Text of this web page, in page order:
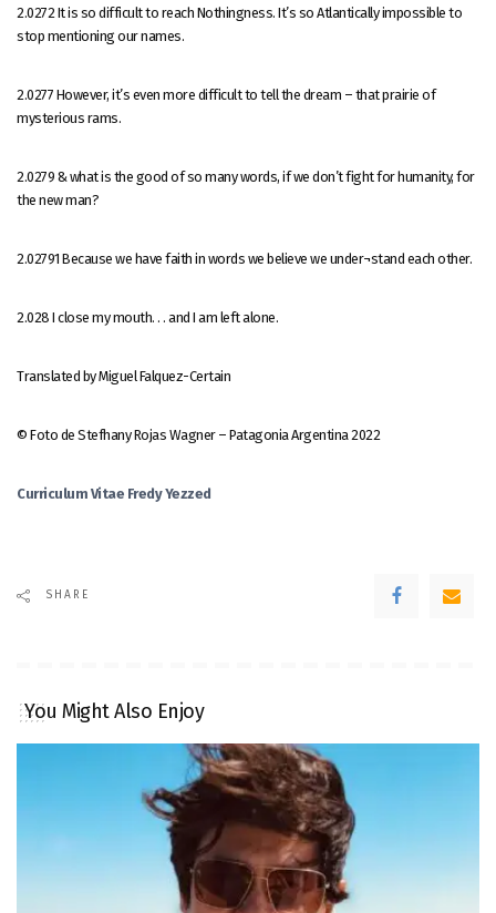
2.0272 It is so difficult to reach Nothingness. It’s so Atlantically impossible to
stop mentioning our names.
2.0277 However, it’s even more difficult to tell the dream – that prairie of
mysterious rams.
2.0279 & what is the good of so many words, if we don’t fight for humanity, for
the new man?
2.02791 Because we have faith in words we believe we under¬stand each other.
2.028 I close my mouth. . . and I am left alone.
Translated by Miguel Falquez-Certain
© Foto de Stefhany Rojas Wagner – Patagonia Argentina 2022
Curriculum Vitae Fredy Yezzed
SHARE
You Might Also Enjoy